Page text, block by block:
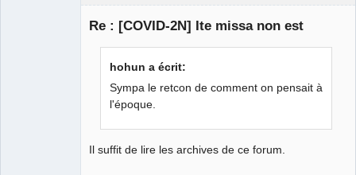
Re : [COVID-2N] Ite missa non est
hohun a écrit:
Sympa le retcon de comment on pensait à
l'époque.
Il suffit de lire les archives de ce forum.